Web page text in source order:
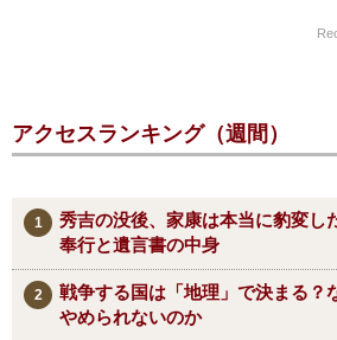
アクセスランキング（週間）
秀吉の没後、家康は本当に豹変
奉行と遺言書の中身
戦争する国は「地理」で決まる？
やめられないのか